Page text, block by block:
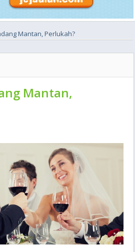
Mantan, Perlukah?
Mantan,